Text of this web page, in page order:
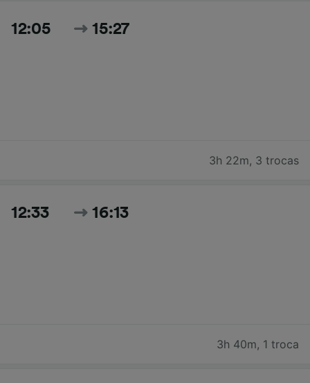
12:05 15:27
3h 22m, 3 trocas
12:33 16:13
3h 40m, 1 troca